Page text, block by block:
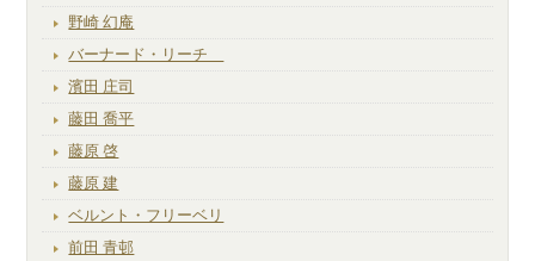
野崎 幻庵
バーナード・リーチ
濱田 庄司
藤田 喬平
藤原 啓
藤原 建
ベルント・フリーベリ
前田 青邨